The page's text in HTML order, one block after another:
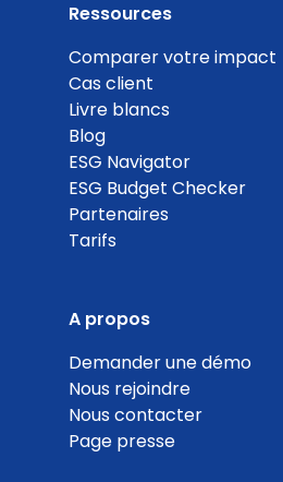
65
Valorisation des
100
Ressources
Comparer votre impact
Cas client
Livre blancs
Blog
ESG Navigator
ESG Budget Checker
Partenaires
Tarifs
A propos
Demander une démo
Nous rejoindre
Nous contacter
Page presse